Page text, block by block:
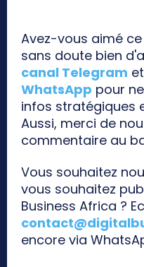
Avez-vous aimé
sans doute bien
canal Telegram et
WhatsApp pour
infos stratégiques
Aussi, merci de
commentaire au
Vous souhaitez
vous souhaitez
Business Africa ?
encore via